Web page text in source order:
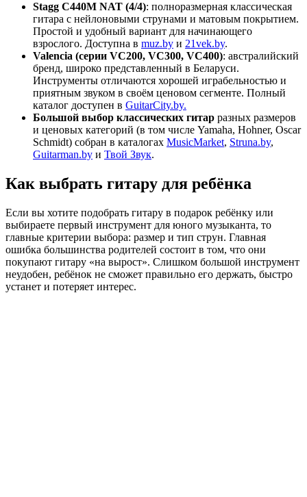
Stagg C440M NAT (4/4): полноразмерная классическая
гитара с нейлоновыми струнами и матовым покрытием.
Простой и удобный вариант для начинающего
взрослого. Доступна в muz.by и 21vek.by.
Valencia (серии VC200, VC300, VC400): австралийский
бренд, широко представленный в Беларуси.
Инструменты отличаются хорошей играбельностью и
приятным звуком в своём ценовом сегменте. Полный
каталог доступен в GuitarCity.by.
Большой выбор классических гитар разных размеров
и ценовых категорий (в том числе Yamaha, Hohner, Oscar
Schmidt) собран в каталогах MusicMarket, Struna.by,
Guitarman.by и Твой Звук.
Как выбрать гитару для ребёнка
Если вы хотите подобрать гитару в подарок ребёнку или
выбираете первый инструмент для юного музыканта, то
главные критерии выбора: размер и тип струн. Главная
ошибка большинства родителей состоит в том, что они
покупают гитару «на вырост». Слишком большой инструмент
неудобен, ребёнок не сможет правильно его держать, быстро
устанет и потеряет интерес.